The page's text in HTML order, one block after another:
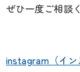
ぜひ一度ご相談
instagram（イ